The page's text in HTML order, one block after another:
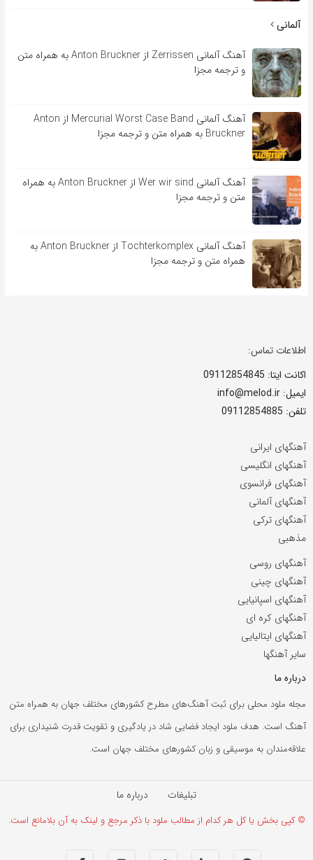
آلمانی
آهنگ آلمانی Zerrissen از Anton Bruckner به همراه متن
و ترجمه مجزا
آهنگ آلمانی Mercurial Worst Case Band از Anton
Bruckner به همراه متن و ترجمه مجزا
آهنگ آلمانی Wer wir sind از Anton Bruckner به همراه
متن و ترجمه مجزا
آهنگ آلمانی Tochterkomplex از Anton Bruckner به
همراه متن و ترجمه مجزا
اطلاعات تماس:
اکانت ایتا: 09112854845
ایمیل: info@melod.ir
تلفن: 09112854885
آهنگهای ایرانی
آهنگهای انگلیسی
آهنگهای فرانسوی
آهنگهای آلمانی
آهنگهای ترکی
مذهبی
آهنگهای روسی
آهنگهای چینی
آهنگهای اسپانیایی
آهنگهای کره ای
آهنگهای ایتالیایی
سایر آهنگها
درباره ما
مجله ملود محلی برای ثبت آهنگ‌های مطرح کشورهای مختلف جهان به همراه متن
آهنگ است. هدف ملود ایجاد فضایی شاد در یادگیری و تقویت قدرت شنیداری برای
علاقه‌مندان به موسیقی و زبان کشورهای مختلف جهان است.
تبلیغات درباره ما
© کپی بخش یا کل هر کدام از مطالب ملود با ذکر مرجع و لینک به آن بلامانع است.